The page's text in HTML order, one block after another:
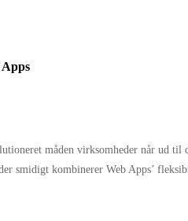
måden virksomheder når ud
smidigt kombinerer Web Apps’